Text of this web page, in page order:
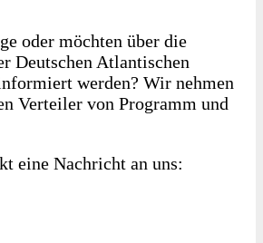
oder möchten über die
Deutschen Atlantischen
werden? Wir nehmen
Verteiler von Programm und
eine Nachricht an uns: